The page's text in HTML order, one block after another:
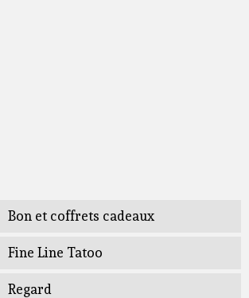
Bon et coffrets cadeaux
Fine Line Tatoo
Regard